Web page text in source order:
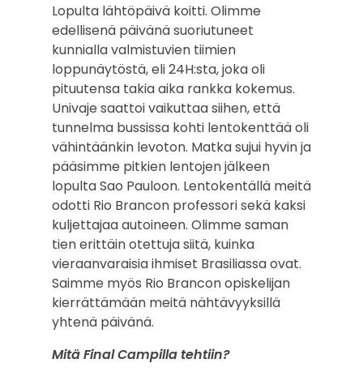
Lopulta lähtöpäivä koitti. Olimme
edellisenä päivänä suoriutuneet
kunnialla valmistuvien tiimien
loppunäytöstä, eli 24H:sta, joka oli
pituutensa takia aika rankka kokemus.
Univaje saattoi vaikuttaa siihen, että
tunnelma bussissa kohti lentokenttää oli
vähintäänkin levoton. Matka sujui hyvin ja
pääsimme pitkien lentojen jälkeen
lopulta Sao Pauloon. Lentokentällä meitä
odotti Rio Brancon professori sekä kaksi
kuljettajaa autoineen. Olimme saman
tien erittäin otettuja siitä, kuinka
vieraanvaraisia ihmiset Brasiliassa ovat.
Saimme myös Rio Brancon opiskelijan
kierrättämään meitä nähtävyyksillä
yhtenä päivänä.
Mitä Final Campilla tehtiin?